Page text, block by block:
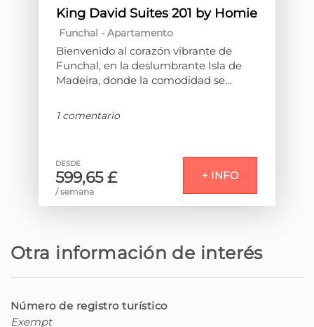
King David Suites 201 by Homie
Funchal - Apartamento
Bienvenido al corazón vibrante de
Funchal, en la deslumbrante Isla de
Madeira, donde la comodidad se
David Suites.
unidades de alojamientos destinadas
a la actividad de alojamiento local.
Con una vista privilegiada sobre la
de este alojamiento fue
meticulosamente diseñada con
Nuestra atención al detalle se refleja
en los interiores elegantes,
1 comentario
DESDE
599,65 £
/ semana
+ INFO
Otra información de interés
Número de registro turístico
Exempt